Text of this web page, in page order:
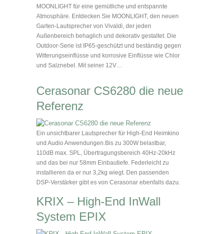
MOONLIGHT für eine gemütliche und entspannte
Atmosphäre. Entdecken Sie MOONLIGHT, den neuen
Garten-Lautsprecher von Vivaldi, der jeden
Außenbereich behaglich und dekorativ gestaltet. Die
Outdoor-Serie ist IP65-geschützt und beständig gegen
Witterungseinflüsse und korrosive Einflüsse wie Chlor
und Salznebel. Mit seiner 12V…
Cerasonar CS6280 die neue
Referenz
Ein unsichtbarer Lautsprecher für High-End Heimkino
und Audio Anwendungen.Bis zu 300W belastbar,
110dB max. SPL, Übertragungsbereich 40Hz-20kHz
und das bei nur 58mm Einbautiefe. Federleicht zu
installieren da er nur 3,2kg wiegt. Den passenden
DSP-Verstärker gibt es von Cerasonar ebenfalls dazu.
KRIX – High-End InWall
System EPIX